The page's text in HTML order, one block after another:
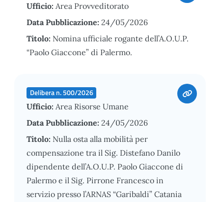
Ufficio: Area Provveditorato
Data Pubblicazione: 24/05/2026
Titolo: Nomina ufficiale rogante dell’A.O.U.P.
“Paolo Giaccone” di Palermo.
Delibera n. 500/2026
Ufficio: Area Risorse Umane
Data Pubblicazione: 24/05/2026
Titolo: Nulla osta alla mobilità per
compensazione tra il Sig. Distefano Danilo
dipendente dell’A.O.U.P. Paolo Giaccone di
Palermo e il Sig. Pirrone Francesco in
servizio presso l’ARNAS “Garibaldi” Catania